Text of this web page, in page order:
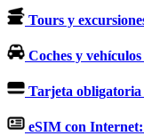
Tours y
Coches y
Tarjeta
eSIM con